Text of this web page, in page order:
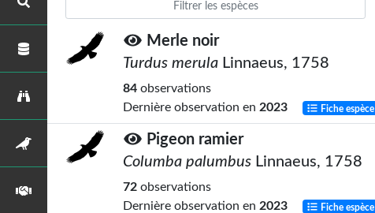
Merle noir
Turdus merula Linnaeus, 1758
84 observations
Dernière observation en 2023 Fiche espèce
Pigeon ramier
Columba palumbus Linnaeus, 1758
72 observations
Dernière observation en 2023 Fiche espèce